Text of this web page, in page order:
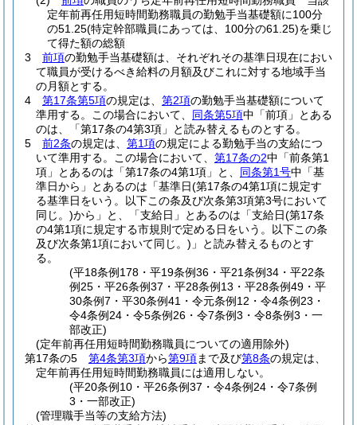
定年前再任用短時間勤務職員の勤勉手当基礎額に100分
の51.25(特定幹部職員にあっては、100分の61.25)を乗じ
て得た額の総額
3
前項の勤勉手当基礎額は、それぞれその基準日現在におい
て職員が受けるべき給料の月額及びこれに対する地域手当
の月額とする。
4
第17条第5項の規定は、 第2項の勤勉手当基礎額について
準用する。
この場合において、 同条第5項中「前項」とある
のは、「第17条の4第3項」と読み替えるものとする。
5
前2条の規定は、 第1項の規定による勤勉手当の支給につ
いて準用する。
この場合において、 第17条の2中「前条第1
項」とあるのは「第17条の4第1項」と、 同条第1号中「基
準日から」とあるのは「基準日(第17条の4第1項に規定す
る基準日をいう。以下この条及び次条第3項第3号において
同じ。)から」と、「支給日」とあるのは「支給日(第17条
の4第1項に規定する市規則で定める日をいう。以下この条
及び次条第1項において同じ。) 」と読み替えるものとす
る。
(平18条例178・平19条例36・平21条例34・平22条
例25・平26条例37・平28条例13・平28条例49・平
30条例7・平30条例41・令元条例12・令4条例23・
令4条例24・令5条例26・令7条例3・令8条例3・一
部改正)
(定年前再任用短時間勤務職員についての適用除外)
第17条の5
第4条第3項から第9項まで及び第8条の規定は、
定年前再任用短時間勤務職員には適用しない。
(平20条例10・平26条例37・令4条例24・令7条例
3・一部改正)
(管理職手当等の支給方法)